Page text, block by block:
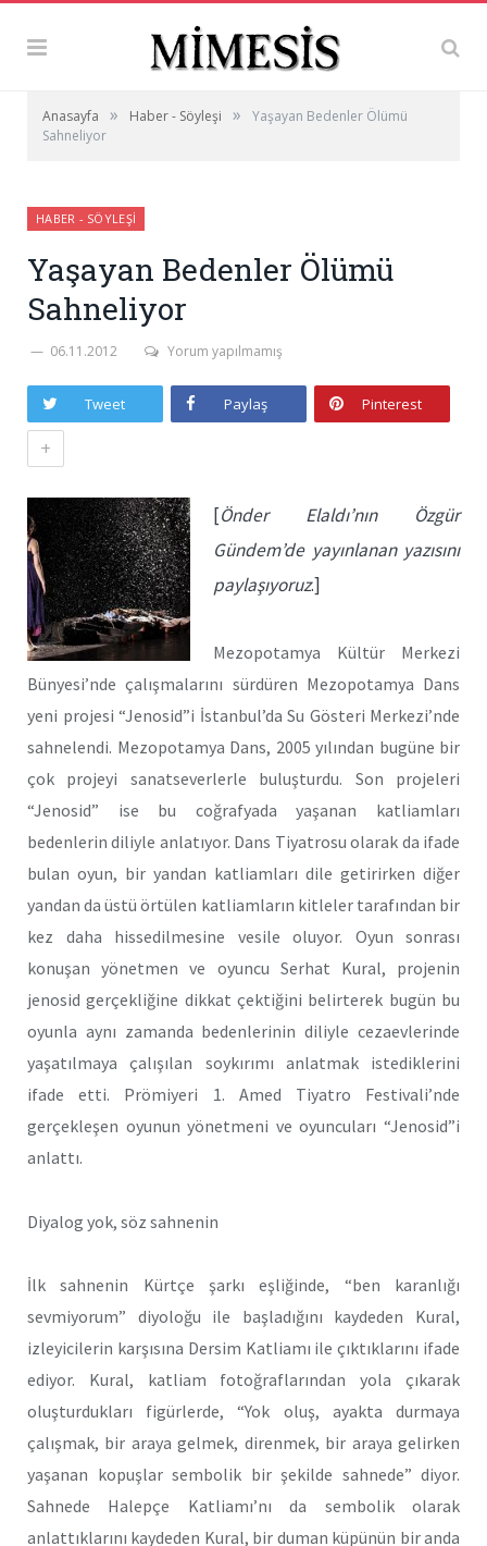
Anasayfa » Haber - Söyleşi »
Yaşayan Bedenler Ölümü
Sahneliyor
HABER - SÖYLEŞI
Yaşayan Bedenler Ölümü
Sahneliyor
06.11.2012 Yorum yapılmamış
Tweet Paylaş Pinterest
+
[Önder Elaldı’nın Özgür
Gündem’de yayınlanan yazısını
paylaşıyoruz.]
Mezopotamya Kültür Merkezi
Bünyesi’nde çalışmalarını sürdüren Mezopotamya Dans
yeni projesi “Jenosid”i İstanbul’da Su Gösteri Merkezi’nde
sahnelendi. Mezopotamya Dans, 2005 yılından bugüne bir
çok projeyi sanatseverlerle buluşturdu. Son projeleri
“Jenosid” ise bu coğrafyada yaşanan katliamları
bedenlerin diliyle anlatıyor. Dans Tiyatrosu olarak da ifade
bulan oyun, bir yandan katliamları dile getirirken diğer
yandan da üstü örtülen katliamların kitleler tarafından bir
kez daha hissedilmesine vesile oluyor. Oyun sonrası
konuşan yönetmen ve oyuncu Serhat Kural, projenin
jenosid gerçekliğine dikkat çektiğini belirterek bugün bu
oyunla aynı zamanda bedenlerinin diliyle cezaevlerinde
yaşatılmaya çalışılan soykırımı anlatmak istediklerini
ifade etti. Prömiyeri 1. Amed Tiyatro Festivali’nde
gerçekleşen oyunun yönetmeni ve oyuncuları “Jenosid”i
anlattı.
Diyalog yok, söz sahnenin
İlk sahnenin Kürtçe şarkı eşliğinde, “ben karanlığı
sevmiyorum” diyoloğu ile başladığını kaydeden Kural,
izleyicilerin karşısına Dersim Katliamı ile çıktıklarını ifade
ediyor. Kural, katliam fotoğraflarından yola çıkarak
oluşturdukları figürlerde, “Yok oluş, ayakta durmaya
çalışmak, bir araya gelmek, direnmek, bir araya gelirken
yaşanan kopuşlar sembolik bir şekilde sahnede” diyor.
Sahnede Halepçe Katliamı’nı da sembolik olarak
anlattıklarını kaydeden Kural, bir duman küpünün bir anda